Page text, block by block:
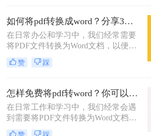
以其强大的编辑和排版功能，赢得了
众多用户的青睐。然而，有时我们需
要将PDF文件转换为Word格式，以便
进行更深入的编辑和修改。那么，电
脑上如何将pdf转换成word呢？下面，
我们将为您介绍几种实用的方法。
如何将pdf转换成word？分享3种快速转换方法！
在日常办公和学习中，我们经常需要
将PDF文件转换为Word文档，以便进
行编辑、修改或格式化。PDF文件由
于其不可编辑性，通常用于分享和展
为Word文档就变得尤为重要。那么如
何将pdf转换成word呢？下面将介绍几
种常用的PDF转Word的方法。
赞 踩
怎样免费将pdf转word？你可以试试这3种方法！
在日常工作和学习中，我们经常会遇
到需要将PDF文件转换为Word文档的
情况，以便于编辑和修改。虽然市面